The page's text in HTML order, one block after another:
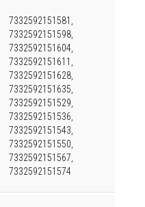
7332592151581,
7332592151598,
7332592151604,
7332592151611,
7332592151628,
7332592151635,
7332592151529,
7332592151536,
7332592151543,
7332592151550,
7332592151567,
7332592151574